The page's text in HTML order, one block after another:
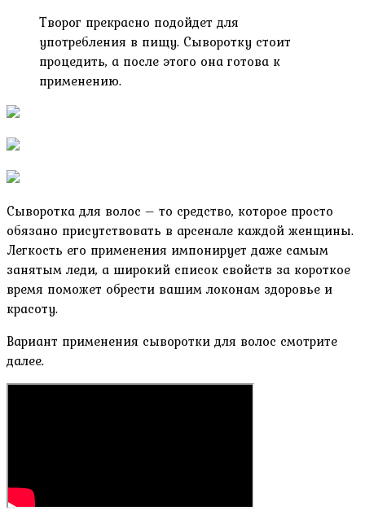
Творог прекрасно подойдет для
употребления в пищу. Сыворотку стоит
процедить, а после этого она готова к
применению.
Сыворотка для волос – то средство, которое просто
обязано присутствовать в арсенале каждой женщины.
Легкость его применения импонирует даже самым
занятым леди, а широкий список свойств за короткое
время поможет обрести вашим локонам здоровье и
красоту.
Вариант применения сыворотки для волос смотрите
далее.